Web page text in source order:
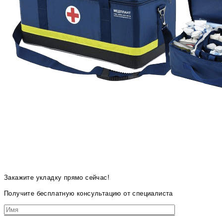
Закажите укладку прямо сейчас!
Получите бесплатную консультацию от специалиста